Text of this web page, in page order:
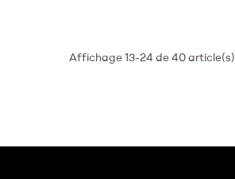
Affichage 13-24 de 40 article(s)